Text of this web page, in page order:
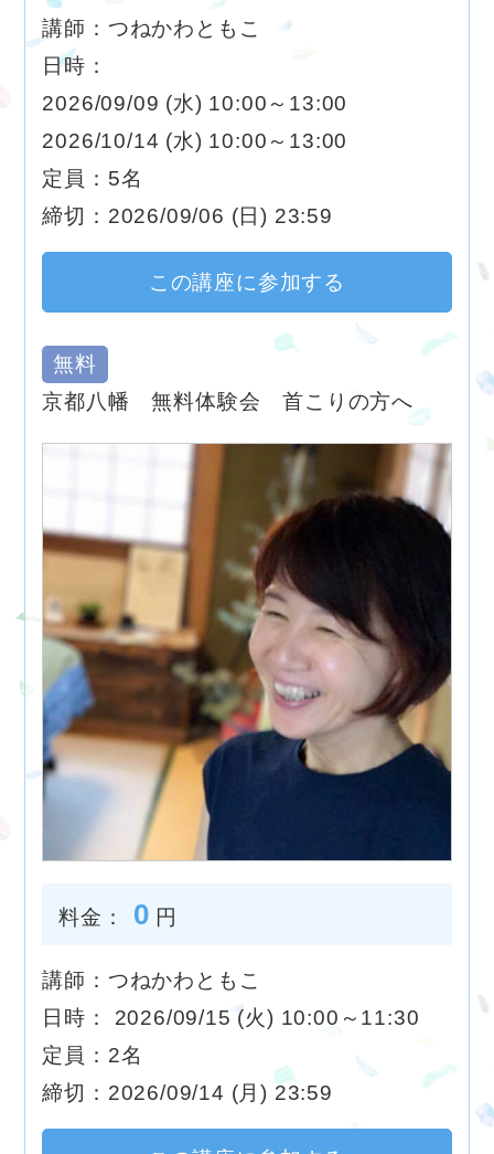
講師：つねかわともこ
日時：
2026/09/09 (水) 10:00～13:00
2026/10/14 (水) 10:00～13:00
定員：5名
締切：2026/09/06 (日) 23:59
この講座に参加する
無料
京都八幡 無料体験会 首こりの方へ
料金： 0 円
講師：つねかわともこ
日時： 2026/09/15 (火) 10:00～11:30
定員：2名
締切：2026/09/14 (月) 23:59